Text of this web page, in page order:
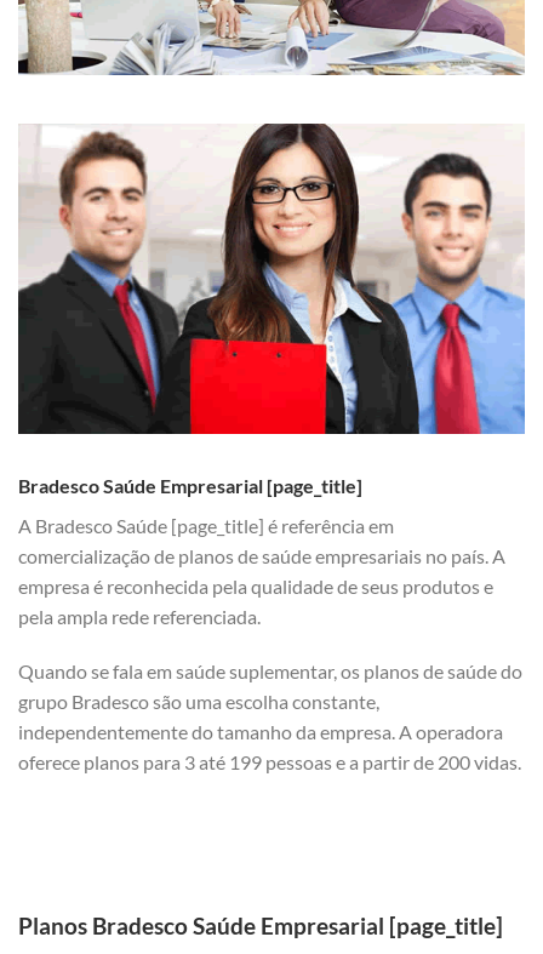
Bradesco Saúde Empresarial [page_title]
A Bradesco Saúde [page_title] é referência em
comercialização de planos de saúde empresariais no país. A
empresa é reconhecida pela qualidade de seus produtos e
pela ampla rede referenciada.
Quando se fala em saúde suplementar, os planos de saúde do
grupo Bradesco são uma escolha constante,
independentemente do tamanho da empresa. A operadora
oferece planos para 3 até 199 pessoas e a partir de 200 vidas.
Planos Bradesco Saúde Empresarial [page_title]